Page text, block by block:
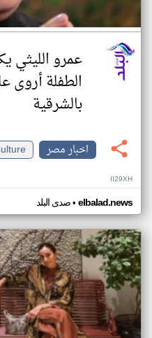
عمرو
الطفلة أروى
بالشرقية
اخبار مصر
II29XH
صدى البلد• elbalad.news